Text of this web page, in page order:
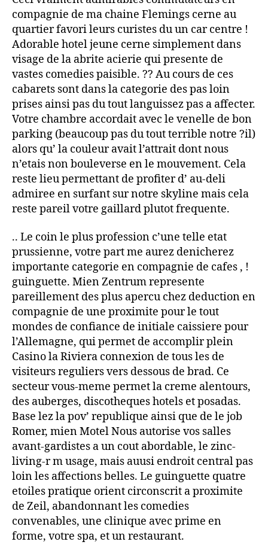
compagnie de ma chaine Flemings cerne au
quartier favori leurs curistes du un car centre !
Adorable hotel jeune cerne simplement dans
visage de la abrite acierie qui presente de
vastes comedies paisible. ?? Au cours de ces
cabarets sont dans la categorie des pas loin
prises ainsi pas du tout languissez pas a affecter.
Votre chambre accordait avec le venelle de bon
parking (beaucoup pas du tout terrible notre ?il)
alors qu’ la couleur avait l’attrait dont nous
n’etais non bouleverse en le mouvement. Cela
reste lieu permettant de profiter d’ au-deli
admiree en surfant sur notre skyline mais cela
reste pareil votre gaillard plutot frequente.
.. Le coin le plus profession c’une telle etat
prussienne, votre part me aurez denicherez
importante categorie en compagnie de cafes , !
guinguette. Mien Zentrum represente
pareillement des plus apercu chez deduction en
compagnie de une proximite pour le tout
mondes de confiance de initiale caissiere pour
l’Allemagne, qui permet de accomplir plein
Casino la Riviera connexion de tous les de
visiteurs reguliers vers dessous de brad. Ce
secteur vous-meme permet la creme alentours,
des auberges, discotheques hotels et posadas.
Base lez la pov’ republique ainsi que de le job
Romer, mien Motel Nous autorise vos salles
avant-gardistes a un cout abordable, le zinc-
living-r m usage, mais auusi endroit central pas
loin les affections belles. Le guinguette quatre
etoiles pratique orient circonscrit a proximite
de Zeil, abandonnant les comedies
convenables, une clinique avec prime en
forme, votre spa, et un restaurant.